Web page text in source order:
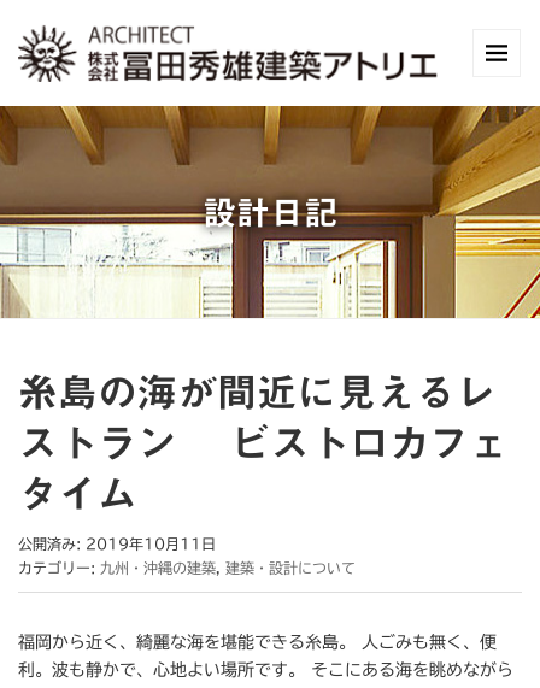
設計日記
糸島の海が間近に見えるレ
ストラン ビストロカフェ
タイム
公開済み: 2019年10月11日
カテゴリー: 九州・沖縄の建築 建築・設計について
福岡から近く、綺麗な海を堪能できる糸島。 人ごみも無く、便
利。波も静かで、心地よい場所です。 そこにある海を眺めながら